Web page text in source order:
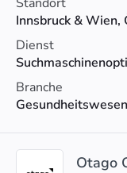
Dienst
Branche
Otago